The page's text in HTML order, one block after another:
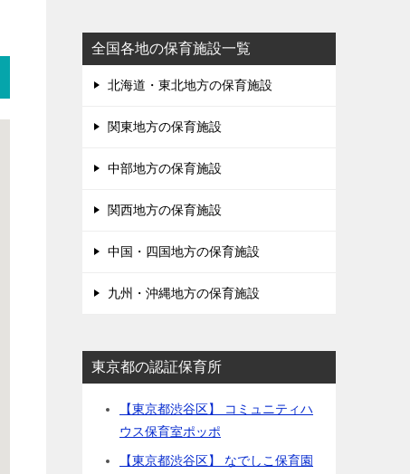
全国各地の保育施設一覧
北海道・東北地方の保育施設
関東地方の保育施設
中部地方の保育施設
関西地方の保育施設
中国・四国地方の保育施設
九州・沖縄地方の保育施設
東京都の認証保育所
【東京都渋谷区】 コミュニティハ
ウス保育室ポッポ
【東京都渋谷区】 なでしこ保育園